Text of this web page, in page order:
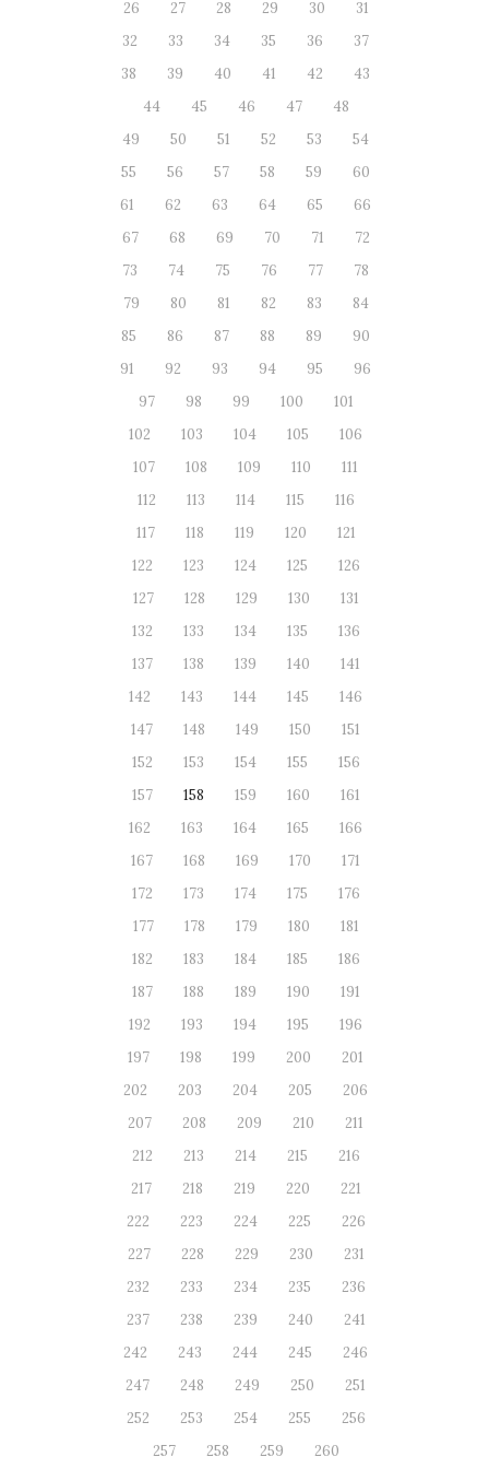
26 27 28 29 30
31
32
33 34 35 36
37
38
39 40 41 42
43
44
45 46 47
48
49
50 51 52 53
54
55
56 57 58 59
60
61
62 63 64 65
66
67
68 69 70 71
72
73
74 75 76 77
78
79
80 81 82 83
84
85
86 87 88 89
90
91
92 93 94 95
96
97
98 99 100
101
102
103 104 105
106
107
108 109 110
111
112
113 114 115
116
117
118 119 120
121
122
123 124 125
126
127
128 129 130
131
132
133 134 135
136
137
138 139 140
141
142
143 144 145
146
147
148 149 150
151
152
153 154 155
156
157
158 159 160
161
162
163 164 165
166
167
168 169 170
171
172
173 174 175
176
177
178 179 180
181
182
183 184 185
186
187
188 189 190
191
192
193 194 195
196
197
198 199 200
201
202
203 204 205
206
207
208 209 210
211
212
213 214 215
216
217
218 219 220
221
222
223 224 225
226
227
228 229 230
231
232
233 234 235
236
237
238 239 240
241
242
243 244 245
246
247
248 249 250
251
252
253 254 255
256
257
258 259 260